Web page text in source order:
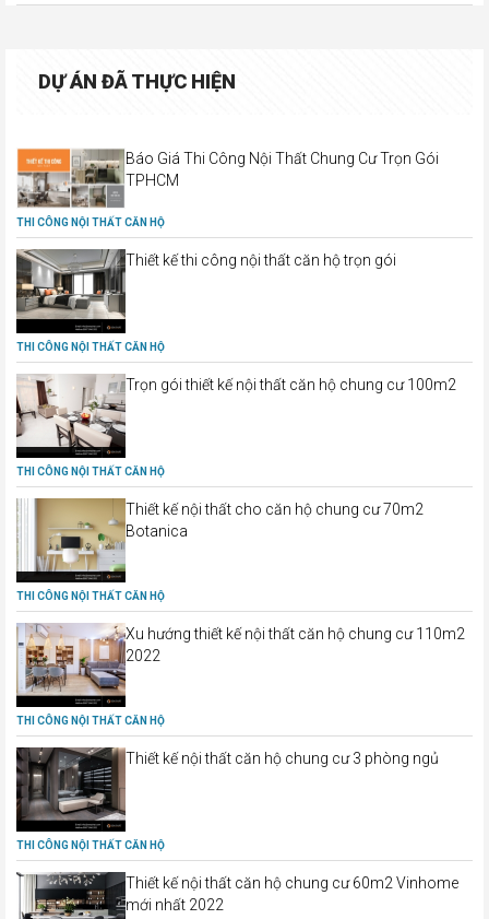
DỰ ÁN ĐÃ THỰC HIỆN
Báo Giá Thi Công Nội Thất Chung Cư Trọn Gói
TPHCM
THI CÔNG NỘI THẤT CĂN HỘ
Thiết kế thi công nội thất căn hộ trọn gói
THI CÔNG NỘI THẤT CĂN HỘ
Trọn gói thiết kế nội thất căn hộ chung cư 100m2
THI CÔNG NỘI THẤT CĂN HỘ
Thiết kế nội thất cho căn hộ chung cư 70m2
Botanica
THI CÔNG NỘI THẤT CĂN HỘ
Xu hướng thiết kế nội thất căn hộ chung cư 110m2
2022
THI CÔNG NỘI THẤT CĂN HỘ
Thiết kế nội thất căn hộ chung cư 3 phòng ngủ
THI CÔNG NỘI THẤT CĂN HỘ
Thiết kế nội thất căn hộ chung cư 60m2 Vinhome
mới nhất 2022